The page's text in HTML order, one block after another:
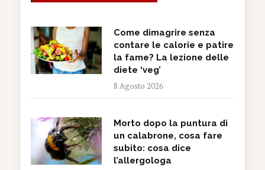
Come dimagrire senza
contare le calorie e patire
la fame? La lezione delle
diete ‘veg’
8 Agosto 2026
Morto dopo la puntura di
un calabrone, cosa fare
subito: cosa dice
l’allergologa